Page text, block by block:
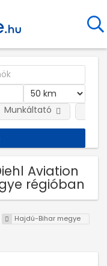
Munkáltató
Aviation
régióban
Hajdú-Bihar megye